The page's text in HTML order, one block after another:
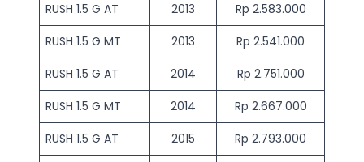
RUSH 1.5 G AT
2013
Rp 2.583.000
RUSH 1.5 G MT
2013
Rp 2.541.000
RUSH 1.5 G AT
2014
Rp 2.751.000
RUSH 1.5 G MT
2014
Rp 2.667.000
RUSH 1.5 G AT
2015
Rp 2.793.000